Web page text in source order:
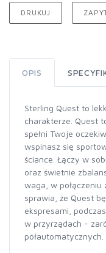
DRUKUJ
OPIS
Sterling Quest to
charakterze. Quest
spełni Twoje
wspinasz się
ściance. Łączy w
oraz świetnie
waga, w połączeniu
sprawia, że Quest
ekspresami,
w przyrządach -
półautomatycznych.